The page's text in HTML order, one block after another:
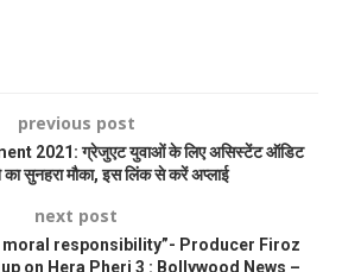
previous post
2021: ग्रेजुएट युवाओं के लिए असिस्टेंट ऑडिट
सुनहरा मौका, इस लिंक से करें अप्लाई
next post
moral responsibility”- Producer Firoz
on Hera Pheri 3 : Bollywood News –